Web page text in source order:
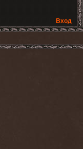
Вход